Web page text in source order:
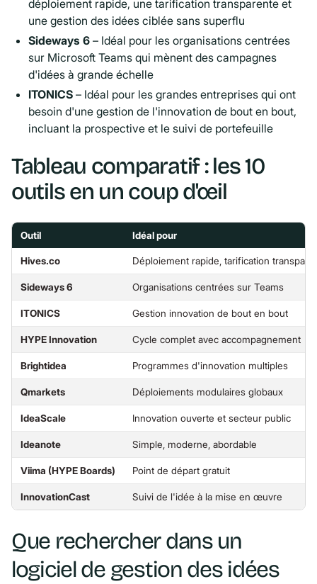
déploiement rapide, une tarification transparente et
une gestion des idées ciblée sans superflu
Sideways 6 – Idéal pour les organisations centrées
sur Microsoft Teams qui mènent des campagnes
d'idées à grande échelle
ITONICS – Idéal pour les grandes entreprises qui ont
besoin d'une gestion de l'innovation de bout en bout,
incluant la prospective et le suivi de portefeuille
Tableau comparatif : les 10
outils en un coup d'œil
Outil Idéal pour
Hives.co Déploiement rapide, tarification
Sideways 6 Organisations centrées sur Teams
ITONICS Gestion innovation de bout en bout
HYPE Innovation Cycle complet avec accompagnement
Brightidea Programmes d'innovation multiples
Qmarkets Déploiements modulaires globaux
IdeaScale Innovation ouverte et secteur public
Ideanote Simple, moderne, abordable
Viima (HYPE Boards) Point de départ gratuit
InnovationCast Suivi de l'idée à la mise en œuvre
Que rechercher dans un
logiciel de gestion des idées